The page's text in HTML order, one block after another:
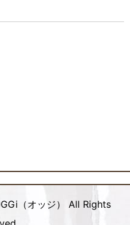
（オッジ） All Rights